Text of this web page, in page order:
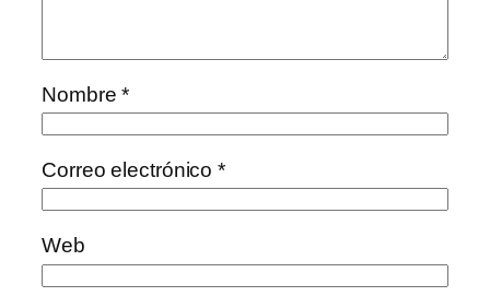
Nombre*
Correo electrónico*
Web